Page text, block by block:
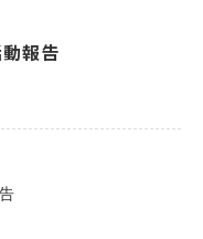
報告